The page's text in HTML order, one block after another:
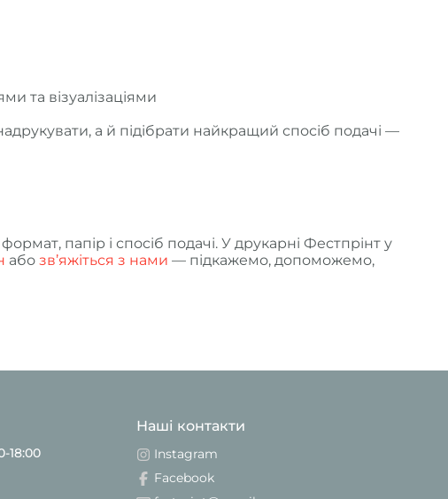
та візуалізаціями
а й підібрати найкращий спосіб подачі —
папір і спосіб подачі. У друкарні Фестпрінт у
або зв’яжіться з нами — підкажемо, допоможемо,
18:00
Наші контакти
Instagram
Facebook